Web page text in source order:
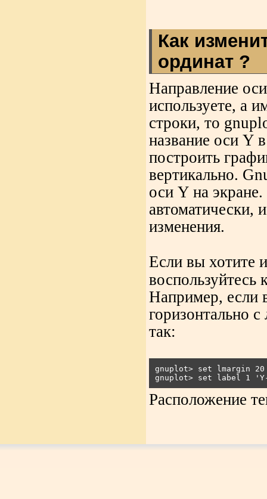
Как
ординат ?
Направление
используете, а
строки, то
название оси Y
построить
вертикально.
оси Y на
автоматически,
изменения.
Если вы хотите
воспользуйтесь
Например, если
горизонтально
так:
gnuplot> set lmargin 20
Расположение